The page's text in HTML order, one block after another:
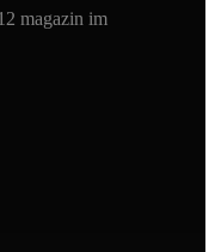
magazin im